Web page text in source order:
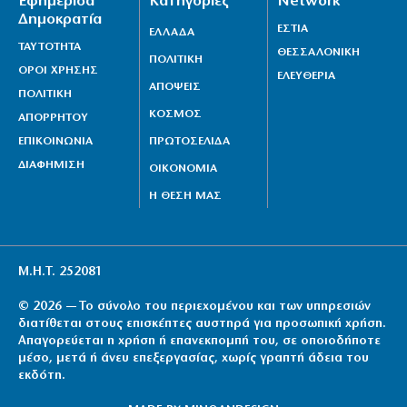
Δημοκρατία
ΤΑΥΤΟΤΗΤΑ
ΟΡΟΙ ΧΡΗΣΗΣ
ΠΟΛΙΤΙΚΗ
ΑΠΟΡΡΗΤΟΥ
ΕΠΙΚΟΙΝΩΝΙΑ
ΔΙΑΦΗΜΙΣΗ
ΕΛΛΑΔΑ
ΠΟΛΙΤΙΚΗ
ΑΠΟΨΕΙΣ
ΚΟΣΜΟΣ
ΠΡΩΤΟΣΕΛΙΔΑ
ΟΙΚΟΝΟΜΙΑ
Η ΘΕΣΗ ΜΑΣ
ΕΣΤΙΑ
ΘΕΣΣΑΛΟΝΙΚΗ
ΕΛΕΥΘΕΡΙΑ
Μ.Η.Τ. 252081
© 2026 — Το σύνολο του περιεχομένου και των υπηρεσιών
διατίθεται στους επισκέπτες αυστηρά για προσωπική χρήση.
Απαγορεύεται η χρήση ή επανεκπομπή του, σε οποιοδήποτε
μέσο, μετά ή άνευ επεξεργασίας, χωρίς γραπτή άδεια του
εκδότη.